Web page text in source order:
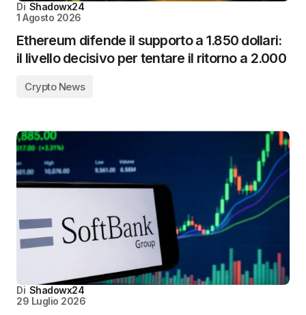
Di Shadowx24
1 Agosto 2026
Ethereum difende il supporto a 1.850 dollari:
il livello decisivo per tentare il ritorno a 2.000
Crypto News
Di Shadowx24
29 Luglio 2026